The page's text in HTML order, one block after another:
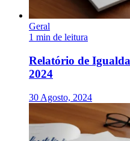
Geral
1 min de leitura
Relatório de
2024
30 Agosto, 2024